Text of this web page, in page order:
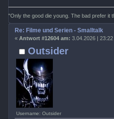
"Only the good die young. The bad prefer it
Outsider
Username: Outsider
Re: Filme und Serien - Smalltalk
« Antwort #12604 am: 3.04.2026 | 23:22